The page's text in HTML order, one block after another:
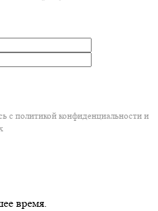
с политикой конфиденциальности и
время.